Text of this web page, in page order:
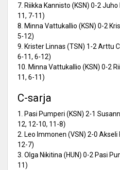
7. Riikka Kannisto (KSN) 0-2
11, 7-11)
8. Minna Vattukallio (KSN) 0-2
5-12)
9. Krister Linnas (TSN) 1-2 Arttu
6-11, 6-12)
10. Minna Vattukallio (KSN) 0-2
11, 6-11)
C-sarja
1. Pasi Pumperi (KSN) 2-1
12, 12-10, 11-8)
2. Leo Immonen (VSN) 2-0 Akseli
12-7)
3. Olga Nikitina (HUN) 0-2 Pasi
11)